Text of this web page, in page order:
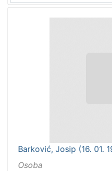
Barković, Josip (16. 01.
Osoba